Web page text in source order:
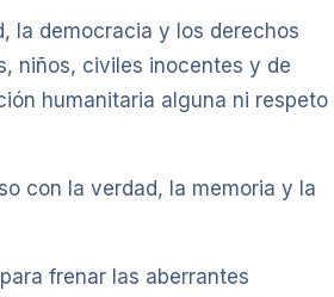
la democracia y los derechos
niños, civiles inocentes y de
humanitaria alguna ni respeto
con la verdad, la memoria y la
frenar las aberrantes